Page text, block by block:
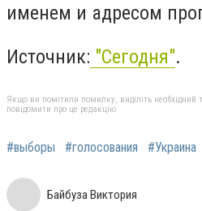
именем и адресом
Источник: "Сегодня".
Якщо ви помітили помилку, виділіть необхідний
повідомити про це редакцію
#выборы #голосования #Украина
Байбуза Виктория